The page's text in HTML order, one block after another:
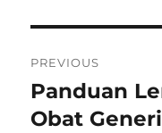
navigation
PREVIOUS
Previous
post:
Panduan
Obat